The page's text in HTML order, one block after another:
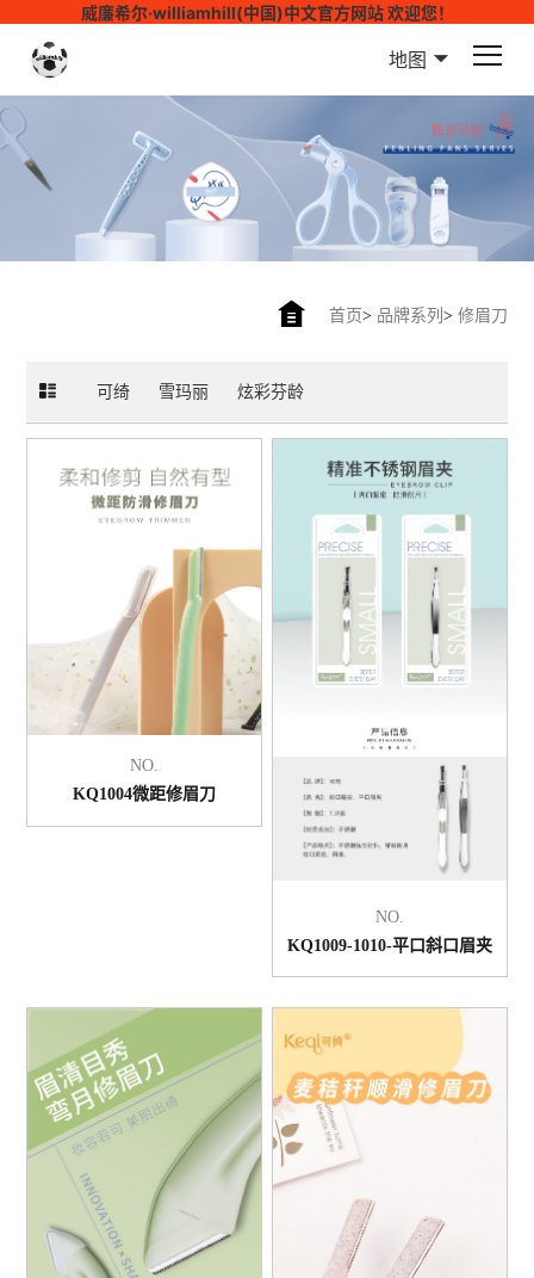
威廉希尔·williamhill(中国)中文官方网站 欢迎您！
地图
首页> 品牌系列 > 修眉刀
可绮 雪玛丽 炫彩芬龄
NO.
KQ1004微距修眉刀
NO.
KQ1009-1010-平口斜口眉夹